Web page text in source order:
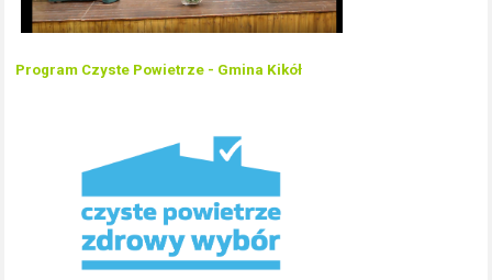
Program Czyste Powietrze - Gmina Kikół